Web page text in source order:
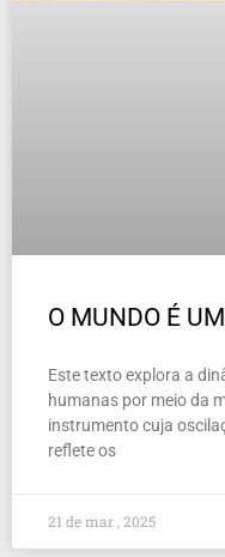
O MUNDO É
Este texto explora a
humanas por meio da
instrumento cuja
reflete os
21 de mar , 2025